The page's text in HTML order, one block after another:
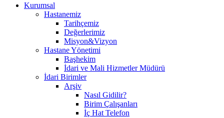
Kurumsal
Hastanemiz
Tarihçemiz
Değerlerimiz
Misyon&Vizyon
Hastane Yönetimi
Başhekim
İdari ve Mali Hizmetler Müdürü
İdari Birimler
Arşiv
Nasıl Gidilir?
Birim Çalışanları
İç Hat Telefon